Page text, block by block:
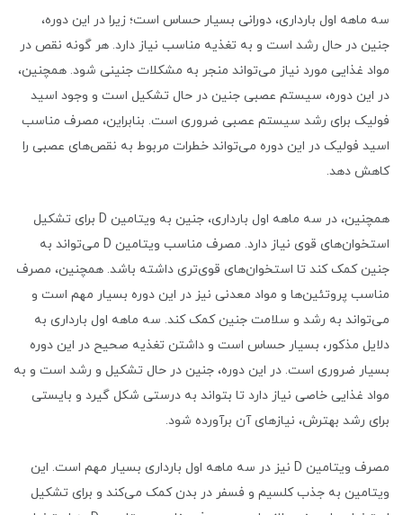
سه ماهه اول بارداری، دورانی بسیار حساس است؛ زیرا در این دوره،
جنین در حال رشد است و به تغذیه مناسب نیاز دارد. هر گونه نقص در
مواد غذایی مورد نیاز می‌تواند منجر به مشکلات جنینی شود. همچنین،
در این دوره، سیستم عصبی جنین در حال تشکیل است و وجود اسید
فولیک برای رشد سیستم عصبی ضروری است. بنابراین، مصرف مناسب
اسید فولیک در این دوره می‌تواند خطرات مربوط به نقص‌های عصبی را
کاهش دهد.
همچنین، در سه ماهه اول بارداری، جنین به ویتامین D برای تشکیل
استخوان‌های قوی نیاز دارد. مصرف مناسب ویتامین D می‌تواند به
جنین کمک کند تا استخوان‌های قوی‌تری داشته باشد. همچنین، مصرف
مناسب پروتئین‌ها و مواد معدنی نیز در این دوره بسیار مهم است و
می‌تواند به رشد و سلامت جنین کمک کند. سه ماهه اول بارداری به
دلایل مذکور، بسیار حساس است و داشتن تغذیه صحیح در این دوره
بسیار ضروری است. در این دوره، جنین در حال تشکیل و رشد است و به
مواد غذایی خاصی نیاز دارد تا بتواند به درستی شکل گیرد و بایستی
برای رشد بهترش، نیازهای آن برآورده شود.
مصرف ویتامین D نیز در سه ماهه اول بارداری بسیار مهم است. این
ویتامین به جذب کلسیم و فسفر در بدن کمک می‌کند و برای تشکیل